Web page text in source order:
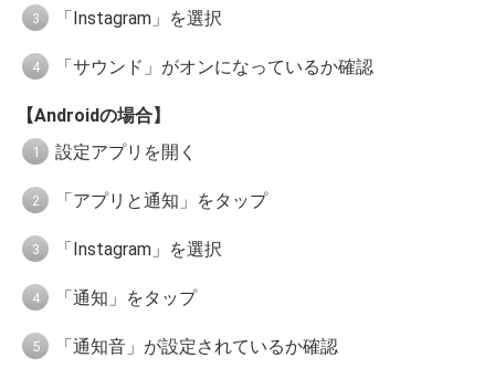
「Instagram」を選択
「サウンド」がオンになっているか確認
【Androidの場合】
設定アプリを開く
「アプリと通知」をタップ
「Instagram」を選択
「通知」をタップ
「通知音」が設定されているか確認